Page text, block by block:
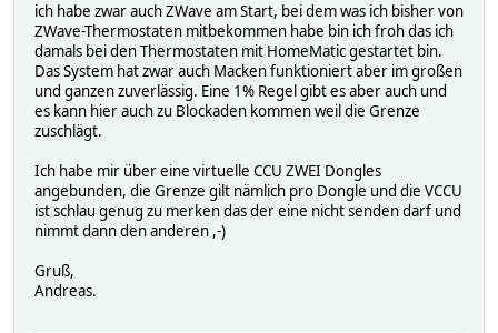
ich habe zwar auch ZWave am Start, bei dem was ich bisher von
ZWave-Thermostaten mitbekommen habe bin ich froh das ich
damals bei den Thermostaten mit HomeMatic gestartet bin.
Das System hat zwar auch Macken funktioniert aber im großen
und ganzen zuverlässig. Eine 1% Regel gibt es aber auch und
es kann hier auch zu Blockaden kommen weil die Grenze
zuschlägt.
Ich habe mir über eine virtuelle CCU ZWEI Dongles
angebunden, die Grenze gilt nämlich pro Dongle und die VCCU
ist schlau genug zu merken das der eine nicht senden darf und
nimmt dann den anderen ,-)
Gruß,
Andreas.